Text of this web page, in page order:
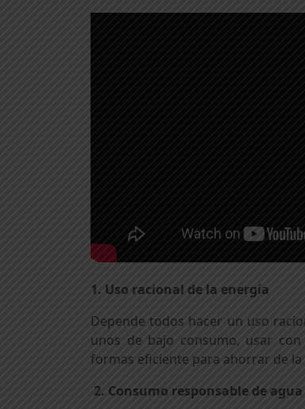
1. Uso racional de la energía
Depende todos hacer un uso
unos de bajo consumo, usar
formas eficiente para ahorrar de
2. Consumo responsable de agua